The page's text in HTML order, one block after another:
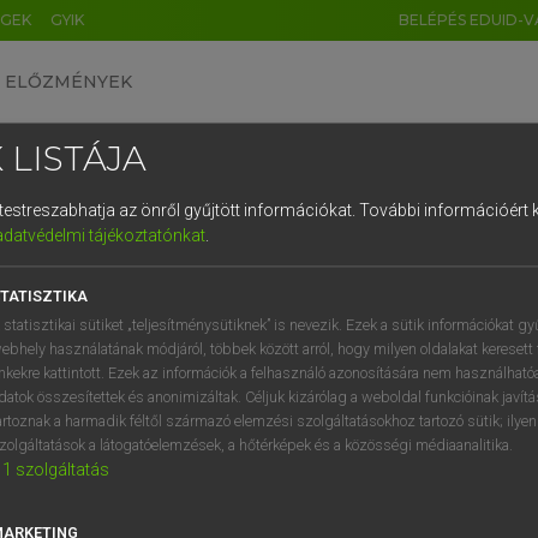
GYIK BELÉPÉS EDUID-
ELŐZMÉNYEK
szótár
VAN ELŐFIZETÉSED?
megtekintéséhez.
LISTÁJA
az önről gyűjtött információkat. További információért
tájékoztatónkat.
statisztikai sütiket „teljesítménysütiknek” is nevezik. Ezek a sütik információkat
használatának módjáról, többek között arról, hogy milyen oldalakat keresett
kattintott. Ezek az információk a felhasználó azonosítására nem
összesítettek és anonimizáltak. Céljuk kizárólag a weboldal funkcióinak
a harmadik féltől származó elemzési szolgáltatásokhoz tartozó sütik;
a látogatóelemzések, a hőtérképek és a közösségi médiaanalitika.
1 szolgáltatás
DE CN FR ES IT NL
1 2 3 4 5 6 7 8 9
q w e r t z u i
a s d f g h j k l é
í y x c v b n m , .